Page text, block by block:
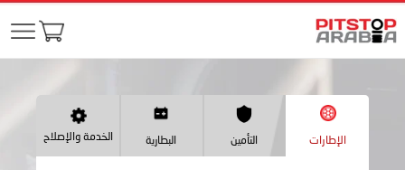
الإطارات التأمين البطارية الخدمة والإصلاح